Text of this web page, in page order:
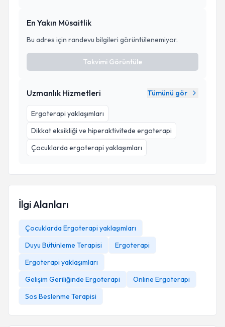
En Yakın Müsaitlik
Bu adres için randevu bilgileri görüntülenemiyor.
Takvimi Görüntüle
Uzmanlık Hizmetleri Tümünü gör
Ergoterapi yaklaşımları
Dikkat eksikliği ve hiperaktivitede ergoterapi
Çocuklarda ergoterapi yaklaşımları
İlgi Alanları
Çocuklarda Ergoterapi yaklaşımları
Duyu Bütünleme Terapisi
Ergoterapi
Ergoterapi yaklaşımları
Gelişim Geriliğinde Ergoterapi
Online Ergoterapi
Sos Beslenme Terapisi